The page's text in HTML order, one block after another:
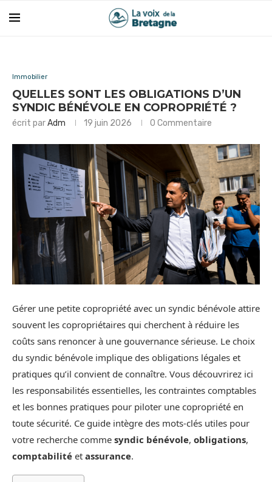
Immobilier
QUELLES SONT LES OBLIGATIONS D’UN
SYNDIC BÉNÉVOLE EN COPROPRIÉTÉ ?
écrit parAdm 19 juin 2026 0 Commentaire
Gérer une petite copropriété avec un syndic bénévole attire
souvent les copropriétaires qui cherchent à réduire les
coûts sans renoncer à une gouvernance sérieuse. Le choix
du syndic bénévole implique des obligations légales et
pratiques qu’il convient de connaître. Vous découvrirez ici
les responsabilités essentielles, les contraintes comptables
et les bonnes pratiques pour piloter une copropriété en
toute sécurité. Ce guide intègre des mots-clés utiles pour
votre recherche comme syndic bénévole, obligations,
comptabilité et assurance.